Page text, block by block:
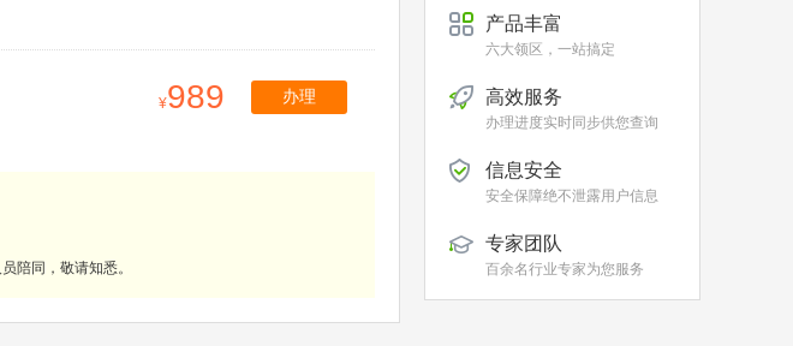
989 办理
陪同，敬请知悉。
产品丰富
六大领区，一站搞定
高效服务
办理进度实时同步供您查询
信息安全
安全保障绝不泄露用户信息
专家团队
百余名行业专家为您服务